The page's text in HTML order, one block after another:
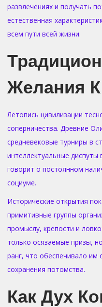
развлечениях и получать
естественная
всем пути всей жизни.
Желания
Летопись цивилизации
соперничества. Древние
средневековые турниры в
интеллектуальные
говорит о постоянном
социуме.
Исторические открытия
примитивные группы
промыслу, крепости и
только осязаемые призы,
ранг, что обеспечивало им
сохранения потомства.
Как Дух